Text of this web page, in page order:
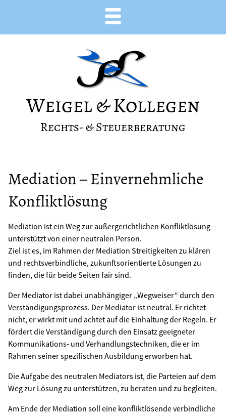
Weigel & Kollegen
Rechts- & Steuerberatung
Mediation – Einvernehmliche
Konfliktlösung
Mediation ist ein Weg zur außergerichtlichen Konfliktlösung –
unterstützt von einer neutralen Person.
Ziel ist es, im Rahmen der Mediation Streitigkeiten zu klären
und rechtsverbindliche, zukunftsorientierte Lösungen zu
finden, die für beide Seiten fair sind.
Der Mediator ist dabei unabhängiger „Wegweiser“ durch den
Verständigungsprozess. Der Mediator ist neutral. Er richtet
nicht, er wirkt mit und achtet auf die Einhaltung der Regeln. Er
fördert die Verständigung durch den Einsatz geeigneter
Kommunikations- und Verhandlungstechniken, die er im
Rahmen seiner spezifischen Ausbildung erworben hat.
Die Aufgabe des neutralen Mediators ist, die Parteien auf dem
Weg zur Lösung zu unterstützen, zu beraten und zu begleiten.
Am Ende der Mediation soll eine konfliktlösende verbindliche